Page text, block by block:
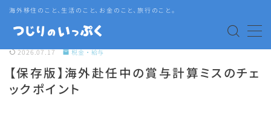
海外移住のこと、生活のこと、お金のこと、旅行のこと。
MENU
海外赴任・帯同
2026.07.17 税金・給与
【保存版】海外赴任中の賞与計算ミスのチェ
ックポイント